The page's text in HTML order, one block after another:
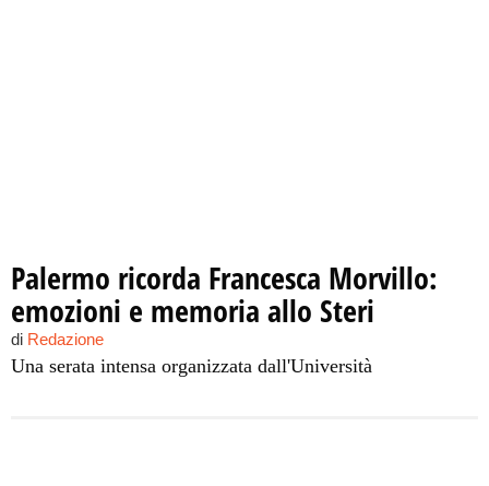
Palermo ricorda Francesca Morvillo:
emozioni e memoria allo Steri
di Redazione
Una serata intensa organizzata dall'Università